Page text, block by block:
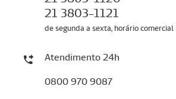
21 3803-1121
de segunda a sexta, horário comercial
Atendimento 24h
0800 970 9087